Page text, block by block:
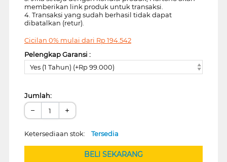
memberikan link produk untuk transaksi.
4. Transaksi yang sudah berhasil tidak dapat
dibatalkan (retur).
Cicilan 0% mulai dari Rp194.542
Pelengkap Garansi :
Yes (1 Tahun) (+Rp 99.000)
Jumlah:
− +
Ketersediaan stok: Tersedia
BELI SEKARANG